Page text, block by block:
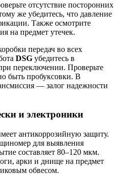
отсутствие посторонних
же убедитесь, что давление
Также осмотрите
на предмет утечек.
передач во всех
DSG убедитесь в
переключении. Проверьте
быть пробуксовки. В
— залог надежности
и электроники
антикоррозийную защиту.
для выявления
составляет 80–120 мкм.
арки и днище на предмет
обвесом.